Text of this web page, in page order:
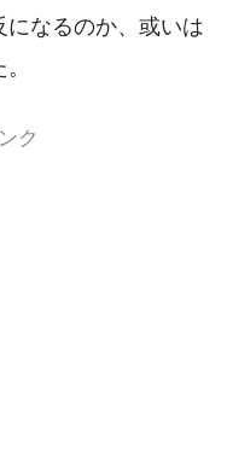
になるのか、或いは
ク